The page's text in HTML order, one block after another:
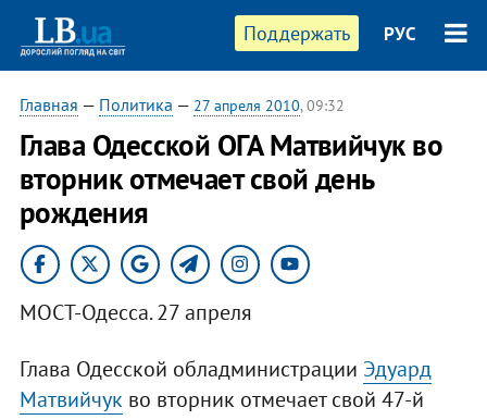
Поддержать РУС
Главная — Политика — 27 апреля 2010, 09:32
Глава Одесской ОГА Матвийчук во
вторник отмечает свой день
рождения
МОСТ-Одесса. 27 апреля
Глава Одесской обладминистрации Эдуард
Матвийчук во вторник отмечает свой 47-й